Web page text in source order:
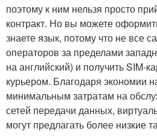
поэтому к ним нельзя просто
контракт. Но вы можете
знаете язык, потому что не все
операторов за пределами
на английский) и получить SIM-
курьером. Благодаря экономии
минимальным затратам на
сетей передачи данных,
могут предлагать более низкие